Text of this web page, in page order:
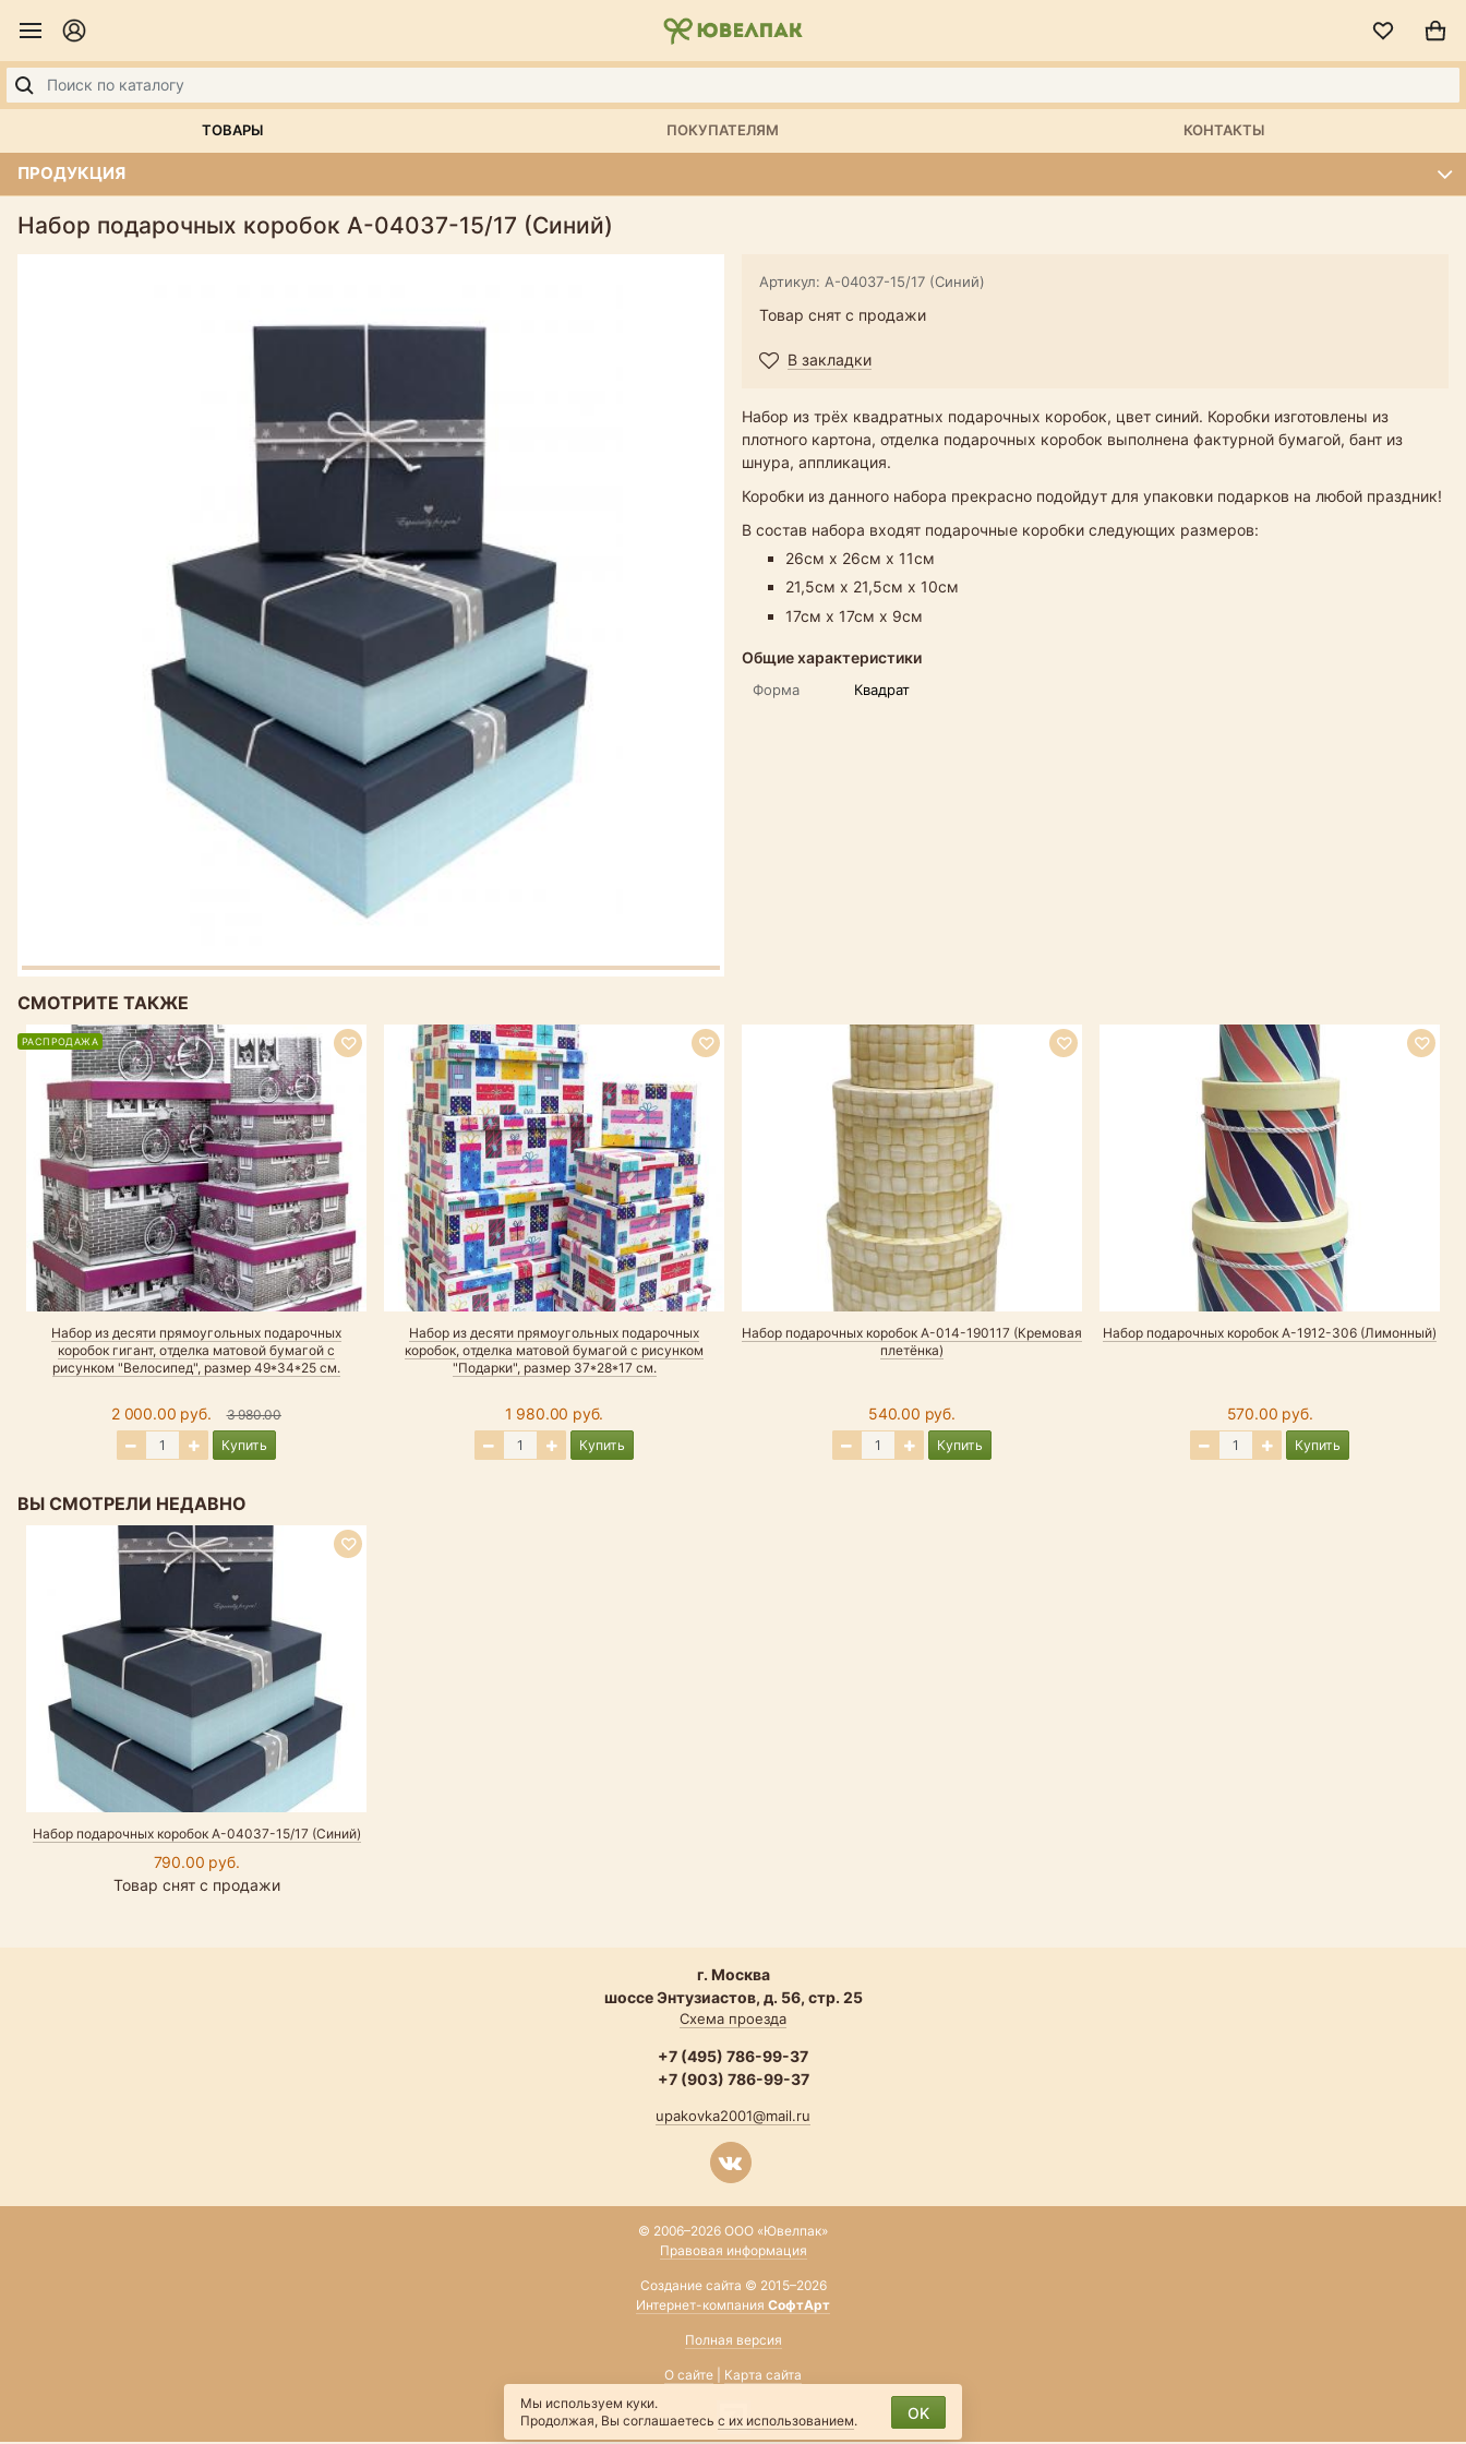
ТОВАРЫ ПОКУПАТЕЛЯМ КОНТАКТЫ
ПРОДУКЦИЯ
Набор подарочных коробок А-04037-15/17 (Синий)
Артикул: А-04037-15/17 (Синий)
Товар снят с продажи
В закладки
Набор из трёх квадратных подарочных коробок, цвет синий. Коробки изготовлены из
плотного картона, отделка подарочных коробок выполнена фактурной бумагой, бант из
шнура, аппликация.
Коробки из данного набора прекрасно подойдут для упаковки подарков на любой праздник!
В состав набора входят подарочные коробки следующих размеров:
26см х 26см х 11см
21,5см х 21,5см х 10см
17см х 17см х 9см
Общие характеристики
Форма Квадрат
СМОТРИТЕ ТАКЖЕ
Набор из десяти прямоугольных подарочных
коробок гигант, отделка матовой бумагой с
рисунком "Велосипед", размер 49*34*25 см.
2 000.00 руб.
3 980.00
Купить
РАСПРОДАЖА
Набор из десяти прямоугольных подарочных
коробок, отделка матовой бумагой с рисунком
"Подарки", размер 37*28*17 см.
1 980.00 руб.
Купить
Набор подарочных коробок А-014-190117 (Кремовая
плетёнка)
540.00 руб.
Купить
Набор подарочных коробок А-1912-306 (Лимонный)
570.00 руб.
Купить
ВЫ СМОТРЕЛИ НЕДАВНО
Набор подарочных коробок А-04037-15/17 (Синий)
790.00 руб.
Товар снят с продажи
г. Москва
шоссе Энтузиастов, д. 56, стр. 25
Схема проезда
+7 (495) 786-99-37
+7 (903) 786-99-37
upakovka2001@mail.ru
© 2006–2026 ООО «Ювелпак»
Правовая информация
Создание сайта © 2015–2026
Интернет-компания СофтАрт
Полная версия
О сайте
Карта сайта
Мы используем куки.
Продолжая, Вы соглашаетесь с их использованием. OK